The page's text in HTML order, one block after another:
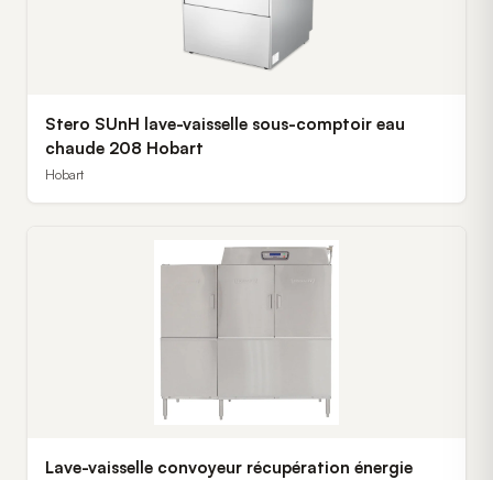
Stero SUnH lave-vaisselle sous-comptoir eau
chaude 208 Hobart
Hobart
Lave-vaisselle convoyeur récupération énergie